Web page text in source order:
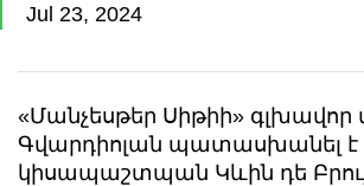
Jul 23, 2024
«Մանչեսթեր Սիթիի» գլխավոր
Գվարդիոլան պատասխանել է
կիսապաշտպան Կևին դե